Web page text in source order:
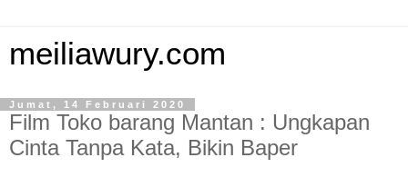
meiliawury.com
Jumat, 14 Februari 2020
Film Toko barang Mantan : Ungkapan
Cinta Tanpa Kata, Bikin Baper